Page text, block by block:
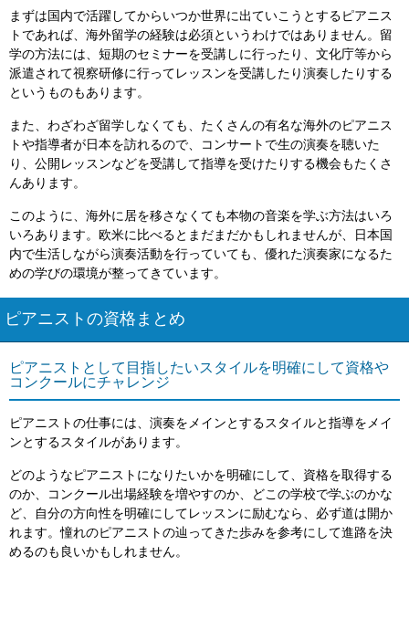
まずは国内で活躍してからいつか世界に出ていこうとするピアニス
トであれば、海外留学の経験は必須というわけではありません。留
学の方法には、短期のセミナーを受講しに行ったり、文化庁等から
派遣されて視察研修に行ってレッスンを受講したり演奏したりする
というものもあります。
また、わざわざ留学しなくても、たくさんの有名な海外のピアニス
トや指導者が日本を訪れるので、コンサートで生の演奏を聴いた
り、公開レッスンなどを受講して指導を受けたりする機会もたくさ
んあります。
このように、海外に居を移さなくても本物の音楽を学ぶ方法はいろ
いろあります。欧米に比べるとまだまだかもしれませんが、日本国
内で生活しながら演奏活動を行っていても、優れた演奏家になるた
めの学びの環境が整ってきています。
ピアニストの資格まとめ
ピアニストとして目指したいスタイルを明確にして資格や
コンクールにチャレンジ
ピアニストの仕事には、演奏をメインとするスタイルと指導をメイ
ンとするスタイルがあります。
どのようなピアニストになりたいかを明確にして、資格を取得する
のか、コンクール出場経験を増やすのか、どこの学校で学ぶのかな
ど、自分の方向性を明確にしてレッスンに励むなら、必ず道は開か
れます。憧れのピアニストの辿ってきた歩みを参考にして進路を決
めるのも良いかもしれません。